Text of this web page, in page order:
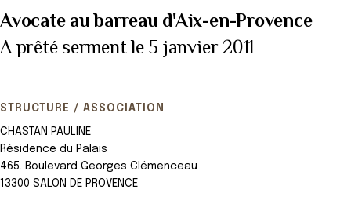
Avocate au barreau d'Aix-en-Provence
A prêté serment le 5 janvier 2011
STRUCTURE / ASSOCIATION
CHASTAN PAULINE
Résidence du Palais
465. Boulevard Georges Clémenceau
13300 SALON DE PROVENCE